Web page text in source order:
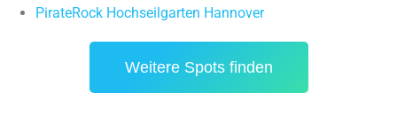
PirateRock Hochseilgarten Hannover
Weitere Spots finden